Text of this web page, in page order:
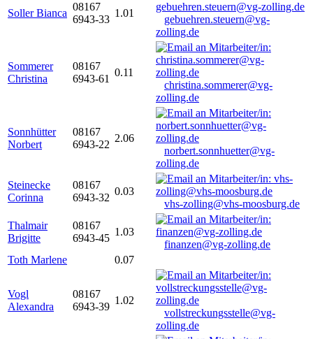
Soller Bianca
08167
6943-33
1.01
gebuehren.steuern@vg-
zolling.de
Sommerer
Christina
08167
6943-61
0.11
christina.sommerer@vg-
zolling.de
Sonnhütter
Norbert
08167
6943-22
2.06
norbert.sonnhuetter@vg-
zolling.de
Steinecke
Corinna
08167
6943-32
0.03
vhs-zolling@vhs-moosburg.de
Thalmair
Brigitte
08167
6943-45
1.03
finanzen@vg-zolling.de
Toth Marlene
0.07
Vogl
Alexandra
08167
6943-39
1.02
vollstreckungsstelle@vg-
zolling.de